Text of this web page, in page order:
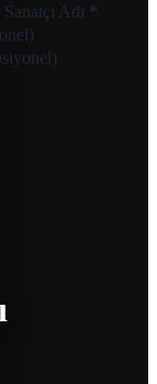
Sanatçı Adı *